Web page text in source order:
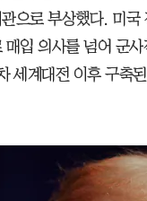
으로 부상했다. 미
매입 의사를 넘어 군
세계대전 이후 구축